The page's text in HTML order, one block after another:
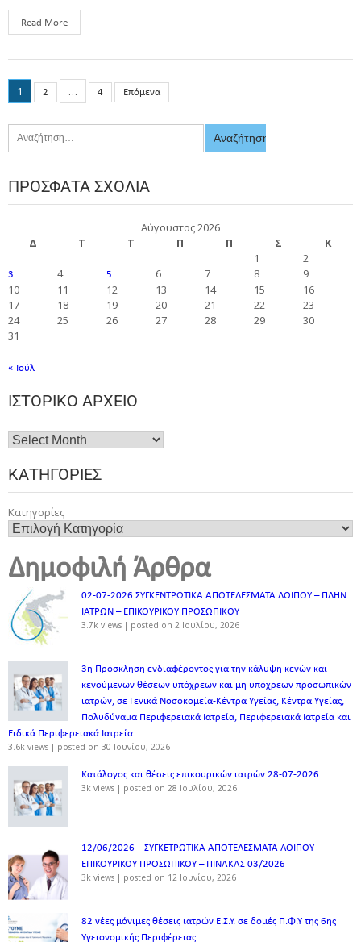
Read More
1 2 … 4 Επόμενα
ΠΡΌΣΦΑΤΑ ΣΧΌΛΙΑ
Αύγουστος 2026
Δ
Τ Τ Π Π Σ
Κ
1
2
3 4 5 6 7 8
9
10
11 12 13 14 15
16
17
18 19 20 21 22
23
24
25 26 27 28 29
30
31
« Ιούλ
ΙΣΤΟΡΙΚΌ ΑΡΧΕΊΟ
ΚΑΤΗΓΟΡΊΕΣ
Κατηγορίες
Δημοφιλή Άρθρα
02-07-2026 ΣΥΓΚΕΝΤΡΩΤΙΚΑ ΑΠΟΤΕΛΕΣΜΑΤΑ ΛΟΙΠΟΥ – ΠΛΗΝ
ΙΑΤΡΩΝ – ΕΠΙΚΟΥΡΙΚΟΥ ΠΡΟΣΩΠΙΚOY
3.7k views | posted on 2 Ιουλίου, 2026
3η Πρόσκληση ενδιαφέροντος για την κάλυψη κενών και
κενούμενων θέσεων υπόχρεων και μη υπόχρεων προσωπικών
ιατρών, σε Γενικά Νοσοκομεία-Κέντρα Υγείας, Κέντρα Υγείας,
Πολυδύναμα Περιφερειακά Ιατρεία, Περιφερειακά Ιατρεία και
Ειδικά Περιφερειακά Ιατρεία
3.6k views | posted on 30 Ιουνίου, 2026
Κατάλογος και θέσεις επικουρικών ιατρών 28-07-2026
3k views | posted on 28 Ιουλίου, 2026
12/06/2026 – ΣΥΓΚΕΤΡΩΤΙΚΑ ΑΠΟΤΕΛΕΣΜΑΤΑ ΛΟΙΠΟΥ
ΕΠΙΚΟΥΡΙΚΟΥ ΠΡΟΣΩΠΙΚΟΥ – ΠΙΝΑΚΑΣ 03/2026
3k views | posted on 12 Ιουνίου, 2026
82 νέες μόνιμες θέσεις ιατρών Ε.Σ.Υ. σε δομές Π.Φ.Υ της 6ης
Υγειονομικής Περιφέρειας